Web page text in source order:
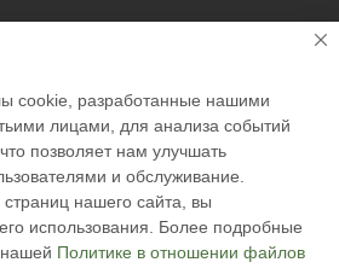
- продажа товаров для рыбалки по
Москве и России
cookie, разработанные нашими
лицами, для анализа событий
позволяет нам улучшать
и обслуживание.
нашего сайта, вы
использования. Более подробные
Политике в отношении файлов